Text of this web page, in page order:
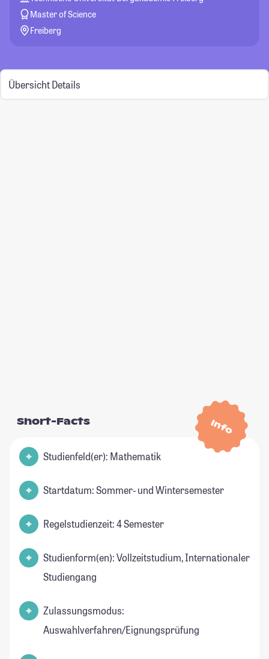
Master of Science
Freiberg
Übersicht Details
Info
Short-Facts
Studienfeld(er): Mathematik
Startdatum: Sommer- und Wintersemester
Regelstudienzeit: 4 Semester
Studienform(en): Vollzeitstudium, Internationaler
Studiengang
Zulassungsmodus:
Auswahlverfahren/Eignungsprüfung